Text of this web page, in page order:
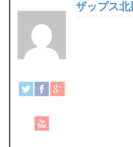
ザップス